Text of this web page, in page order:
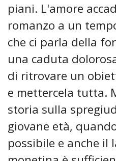
piani. L'amore
romanzo a un
che ci parla della
una caduta
di ritrovare un
e mettercela tutta.
storia sulla
giovane età,
possibile e anche il